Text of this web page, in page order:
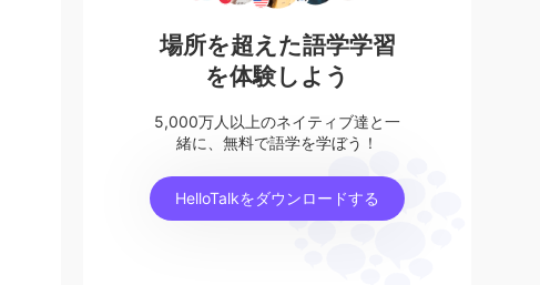
場所を超えた語学学習
を体験しよう
5,000万人以上のネイティブ達と一
緒に、無料で語学を学ぼう！
HelloTalkをダウンロードする